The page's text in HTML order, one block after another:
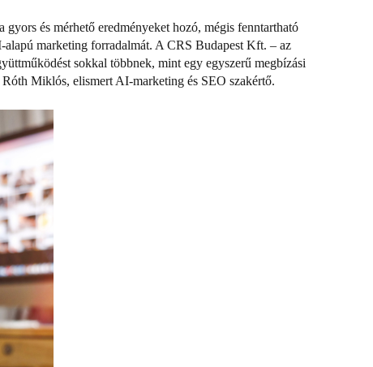
és mérhető eredményeket hozó, mégis fenntartható
marketing forradalmát. A CRS Budapest Kft. – az
sokkal többnek, mint egy egyszerű megbízási
Miklós, elismert AI-marketing és SEO szakértő.